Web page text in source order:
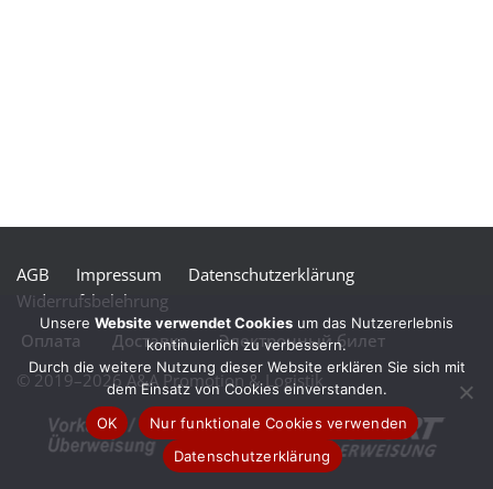
AGB Impressum
Datenschutzerklärung
Widerrufsbelehrung
Оплата
Доставка
Электронный билет
© 2019–2026 A&A Promotion & Logistik
Unsere Website verwendet Cookies um das Nutzererlebnis
kontinuierlich zu verbessern.
Durch die weitere Nutzung dieser Website erklären Sie sich mit
dem Einsatz von Cookies einverstanden.
OK
Nur funktionale Cookies verwenden
Datenschutzerklärung